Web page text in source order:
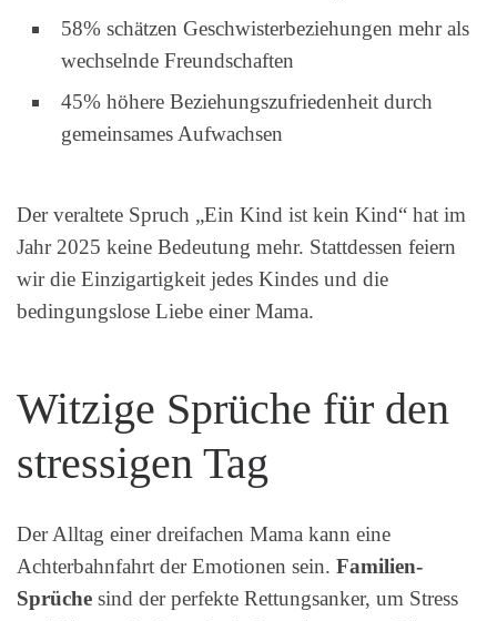
58% schätzen Geschwisterbeziehungen mehr als
wechselnde Freundschaften
45% höhere Beziehungszufriedenheit durch
gemeinsames Aufwachsen
Der veraltete Spruch „Ein Kind ist kein Kind“ hat im
Jahr 2025 keine Bedeutung mehr. Stattdessen feiern
wir die Einzigartigkeit jedes Kindes und die
bedingungslose Liebe einer Mama.
Witzige Sprüche für den
stressigen Tag
Der Alltag einer dreifachen Mama kann eine
Achterbahnfahrt der Emotionen sein. Familien-
Sprüche sind der perfekte Rettungsanker, um Stress